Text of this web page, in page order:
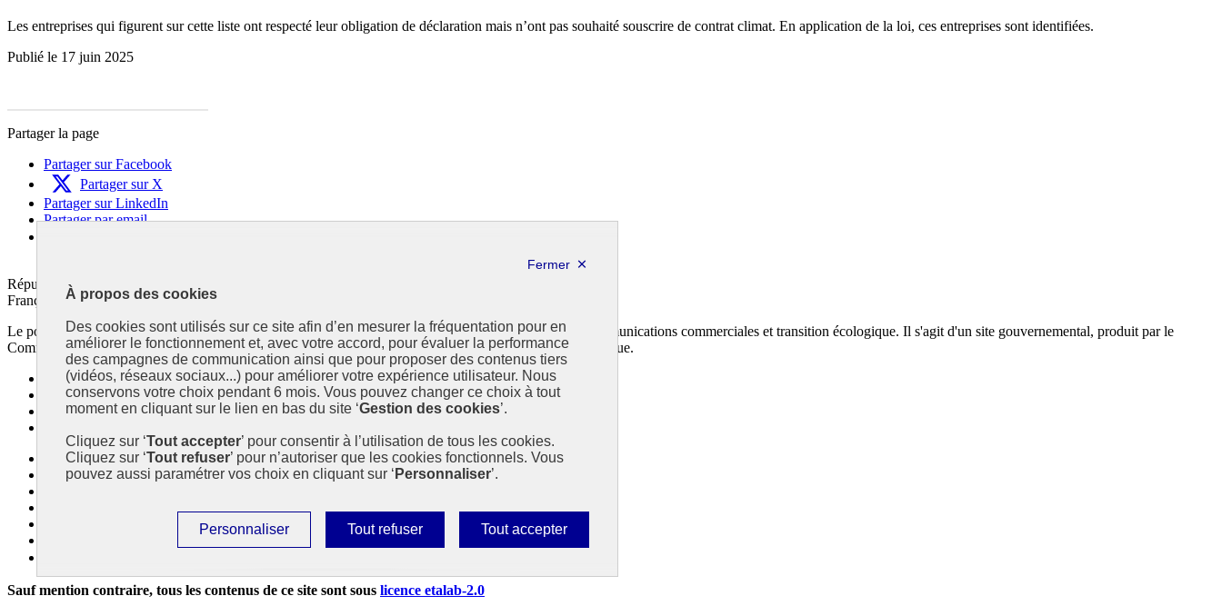
Les entreprises qui figurent sur cette liste ont respecté leur obligation de déclaration mais n’ont pas souhaité souscrire de contrat climat. En application de la loi, ces entreprises sont identifiées.
Publié le 17 juin 2025
Partager la page
Partager sur Facebook
Partager sur X
Partager sur LinkedIn
Partager par email
République
Française
Le portail est conçu pour être le point d'accès national à la déclaration et au dépôt des contrats climat communications commerciales et transition écologique. Il s'agit d'un site gouvernemental, produit par le
Commissariat général au développement durable (CGDD), direction du ministère de la Transition écologique.
info.gouv.fr- ouvre une nouvelle fenêtre
service-public.fr - ouvre une nouvelle fenêtre
legifrance.gouv.fr/- ouvre une nouvelle fenêtre
Plan du site
Accessibilité : partiellement conforme
Sauf mention contraire, tous les contenus de ce site sont sous licence etalab-2.0
À propos des cookies
Des cookies sont utilisés sur ce site afin d’en mesurer la fréquentation pour en
améliorer le fonctionnement et, avec votre accord, pour évaluer la performance
des campagnes de communication ainsi que pour proposer des contenus tiers
(vidéos, réseaux sociaux...) pour améliorer votre expérience utilisateur. Nous
conservons votre choix pendant 6 mois. Vous pouvez changer ce choix à tout
moment en cliquant sur le lien en bas du site ‘Gestion des cookies’.
Cliquez sur ‘Tout accepter’ pour consentir à l’utilisation de tous les cookies.
Cliquez sur ‘Tout refuser’ pour n’autoriser que les cookies fonctionnels. Vous
pouvez aussi paramétrer vos choix en cliquant sur ‘ Personnaliser’.
Tout accepter
Autoriser
tous
cookies
Tout refuser
Interdire
tous
cookies
Personnaliser
Paramétrer
les